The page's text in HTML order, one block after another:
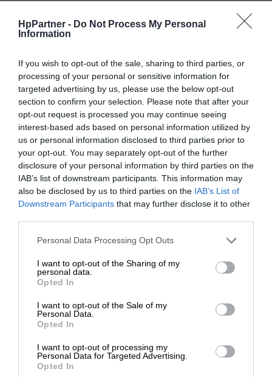
HpPartner - Do Not Process My Personal
Information
If you wish to opt-out of the sale, sharing to third parties, or
processing of your personal or sensitive information for
targeted advertising by us, please use the below opt-out
section to confirm your selection. Please note that after your
opt-out request is processed you may continue seeing
interest-based ads based on personal information utilized by
us or personal information disclosed to third parties prior to
your opt-out. You may separately opt-out of the further
disclosure of your personal information by third parties on the
IAB’s list of downstream participants. This information may
also be disclosed by us to third parties on the IAB’s List of
Downstream Participants that may further disclose it to other
Personal Data Processing Opt Outs
I want to opt-out of the Sharing of my
personal data.
Opted In
I want to opt-out of the Sale of my
Personal Data.
Opted In
I want to opt-out of processing my
Personal Data for Targeted Advertising.
Opted In
Gwarancja
Ogólne
Typ: Serwer
Rodzaj produktu: Wieża - 4.5U
Skalowalność
serwera:
Pojedynczy
Ilość kieszeni z
funkcją hot-swap:
8
CPU: Intel Xeon Silver 4410Y
zegara:
2 GHz
Ilość rdzeni: 12-rdzeniowy